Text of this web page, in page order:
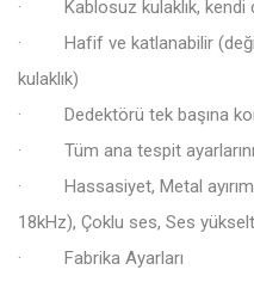
· Kablosuz kulaklık, kendi
· Hafif ve katlanabilir
kulaklık)
· Dedektörü tek başına
· Tüm ana tespit ayarlarını
· Hassasiyet, Metal
18kHz), Çoklu ses, Ses
· Fabrika Ayarları